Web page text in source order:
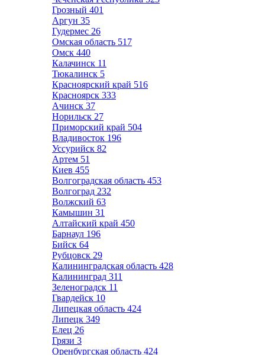
Грозный 401
Аргун 35
Гудермес 26
Омская область 517
Омск 440
Калачинск 11
Тюкалинск 5
Красноярский край 516
Красноярск 333
Ачинск 37
Норильск 27
Приморский край 504
Владивосток 196
Уссурийск 82
Артем 51
Киев 455
Волгоградская область 453
Волгоград 232
Волжский 63
Камышин 31
Алтайский край 450
Барнаул 196
Бийск 64
Рубцовск 29
Калининградская область 428
Калининград 311
Зеленоградск 11
Гвардейск 10
Липецкая область 424
Липецк 349
Елец 26
Грязи 3
Оренбургская область 424